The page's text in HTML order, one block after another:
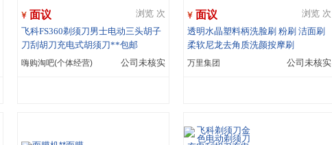
面议 浏览 次
飞科FS360剃须刀男士电动三头胡子
刀刮胡刀充电式胡须刀**包邮
嗨购淘吧(个体经营) 公司未核实
面议 浏览 次
透明水晶塑料柄洗脸刷 粉刷 洁面刷
柔软尼龙去角质洗颜按摩刷
万里集团 公司未核实